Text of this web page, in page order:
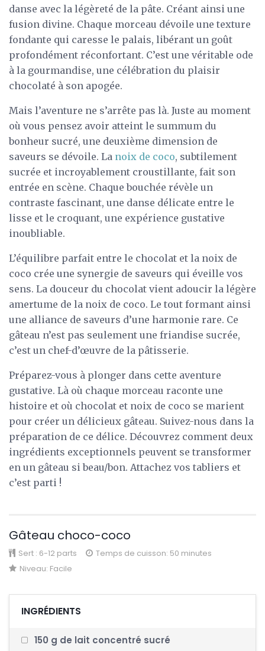
danse avec la légèreté de la pâte. Créant ainsi une
fusion divine. Chaque morceau dévoile une texture
fondante qui caresse le palais, libérant un goût
profondément réconfortant. C’est une véritable ode
à la gourmandise, une célébration du plaisir
chocolaté à son apogée.
Mais l’aventure ne s’arrête pas là. Juste au moment
où vous pensez avoir atteint le summum du
bonheur sucré, une deuxième dimension de
saveurs se dévoile. La noix de coco, subtilement
sucrée et incroyablement croustillante, fait son
entrée en scène. Chaque bouchée révèle un
contraste fascinant, une danse délicate entre le
lisse et le croquant, une expérience gustative
inoubliable.
L’équilibre parfait entre le chocolat et la noix de
coco crée une synergie de saveurs qui éveille vos
sens. La douceur du chocolat vient adoucir la légère
amertume de la noix de coco. Le tout formant ainsi
une alliance de saveurs d’une harmonie rare. Ce
gâteau n’est pas seulement une friandise sucrée,
c’est un chef-d’œuvre de la pâtisserie.
Préparez-vous à plonger dans cette aventure
gustative. Là où chaque morceau raconte une
histoire et où chocolat et noix de coco se marient
pour créer un délicieux gâteau. Suivez-nous dans la
préparation de ce délice. Découvrez comment deux
ingrédients exceptionnels peuvent se transformer
en un gâteau si beau/bon. Attachez vos tabliers et
c’est parti !
Gâteau choco-coco
Sert : 6-12 parts
Temps de cuisson: 50 minutes
Niveau: Facile
INGRÉDIENTS
150 g de lait concentré sucré